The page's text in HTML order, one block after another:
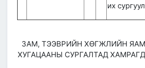
их
ЗАМ, ТЭЭВРИЙН ХӨГЖЛИЙН
ХУГАЦААНЫ СУРГАЛТАД